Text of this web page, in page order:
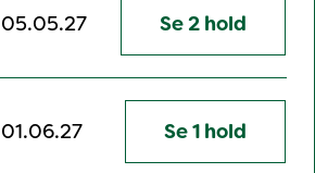
05.05.27 Se 2 hold
01.06.27 Se 1 hold